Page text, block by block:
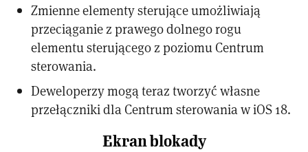
Zmienne elementy sterujące umożliwiają
przeciąganie z prawego dolnego rogu
elementu sterującego z poziomu Centrum
sterowania.
Deweloperzy mogą teraz tworzyć własne
przełączniki dla Centrum sterowania w iOS 18.
Ekran blokady